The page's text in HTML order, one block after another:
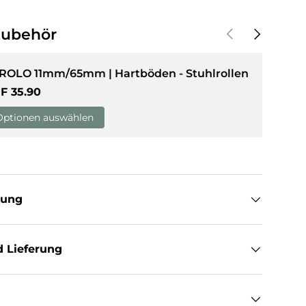
laden
VorherigeNächste
11mm/65mm | Hartböden - Stuhlrollen
Preis
35.90
auswählen
Lieferung